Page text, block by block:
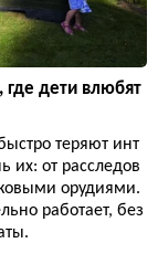
где дети влюбят
теряют инт
их: от расследов
орудиями.
работает, без